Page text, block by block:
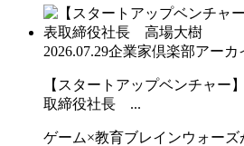
2026.07.29企業家倶楽部アーカ
【スタートアップベンチャー
取締役社長 ...
ゲーム×教育ブレインウォーズ